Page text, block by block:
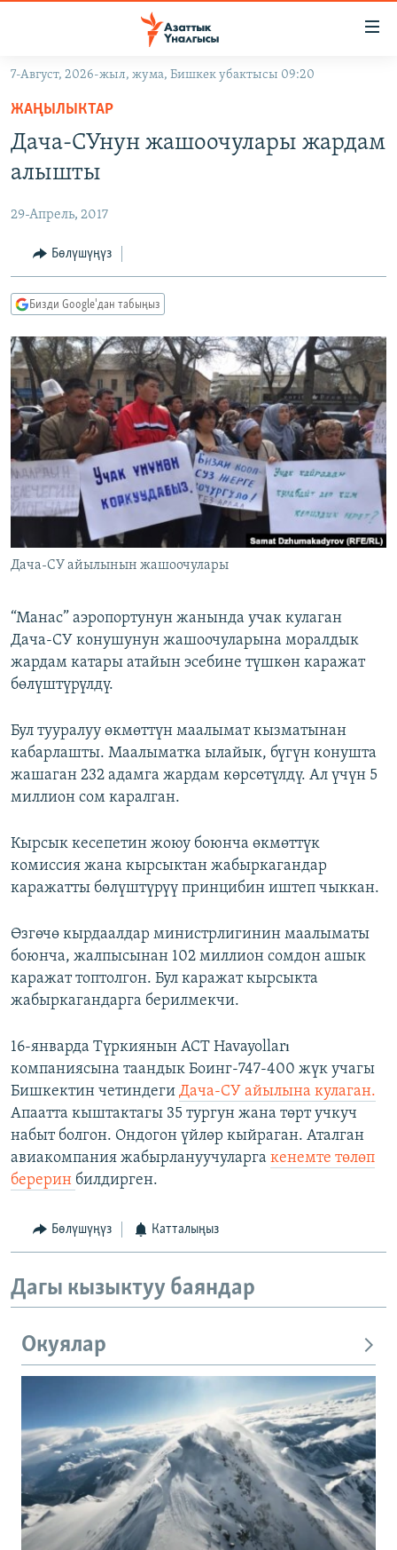
Навигацияга
өтүңүз
Издөөгө
салыңыз
ЭКОНОМИКА
МАДАНИЯТ
ДҮЙНӨ
БОРБОР АЗИЯ
АТАЙЫН ИЛИКТӨӨ
ТВ ПРОГРАММАЛАР
ЭКСПЕРТТЕР ТАЛДАЙТ
БИЗ ЖАНА ДҮЙНӨ
ДАНИСТЕ
ЭЖЕ-СИҢДИЛЕР
АЗАТТЫК+
ЫҢГАЙСЫЗ СУРООЛОР
ӨЗГӨЧӨ ПИКИР
Русский
ОНЛАЙН ШЕРИНЕ
ЭЕ/АРнун бардык сайттары
7-Август, 2026-жыл, жума, Бишкек убактысы 09:20
ЖАҢЫЛЫКТАР
Дача-СУнун жашоочулары жардам
алышты
29-Апрель, 2017
Бөлүшүңүз
Бизди Google'дан табыңыз
Дача-СУ айылынын жашоочулары
“Манас” аэропортунун жанында учак кулаган
Дача-СУ конушунун жашоочуларына моралдык
жардам катары атайын эсебине түшкөн каражат
бөлүштүрүлдү.
Бул тууралуу өкмөттүн маалымат кызматынан
кабарлашты. Маалыматка ылайык, бүгүн конушта
жашаган 232 адамга жардам көрсөтүлдү. Ал үчүн 5
миллион сом каралган.
Кырсык кесепетин жоюу боюнча өкмөттүк
комиссия жана кырсыктан жабыркагандар
каражатты бөлүштүрүү принцибин иштеп чыккан.
Өзгөчө кырдаалдар министрлигинин маалыматы
боюнча, жалпысынан 102 миллион сомдон ашык
каражат топтолгон. Бул каражат кырсыкта
жабыркагандарга берилмекчи.
16-январда Түркиянын АСТ Havayolları
компаниясына таандык Боинг-747-400 жүк учагы
Бишкектин четиндеги Дача-СУ айылына кулаган.
Апаатта кыштактагы 35 тургун жана төрт учкуч
набыт болгон. Ондогон үйлөр кыйраган. Аталган
авиакомпания жабырлануучуларга кенемте төлөп
берерин билдирген.
Бөлүшүңүз Катталыңыз
Дагы кызыктуу баяндар
Окуялар